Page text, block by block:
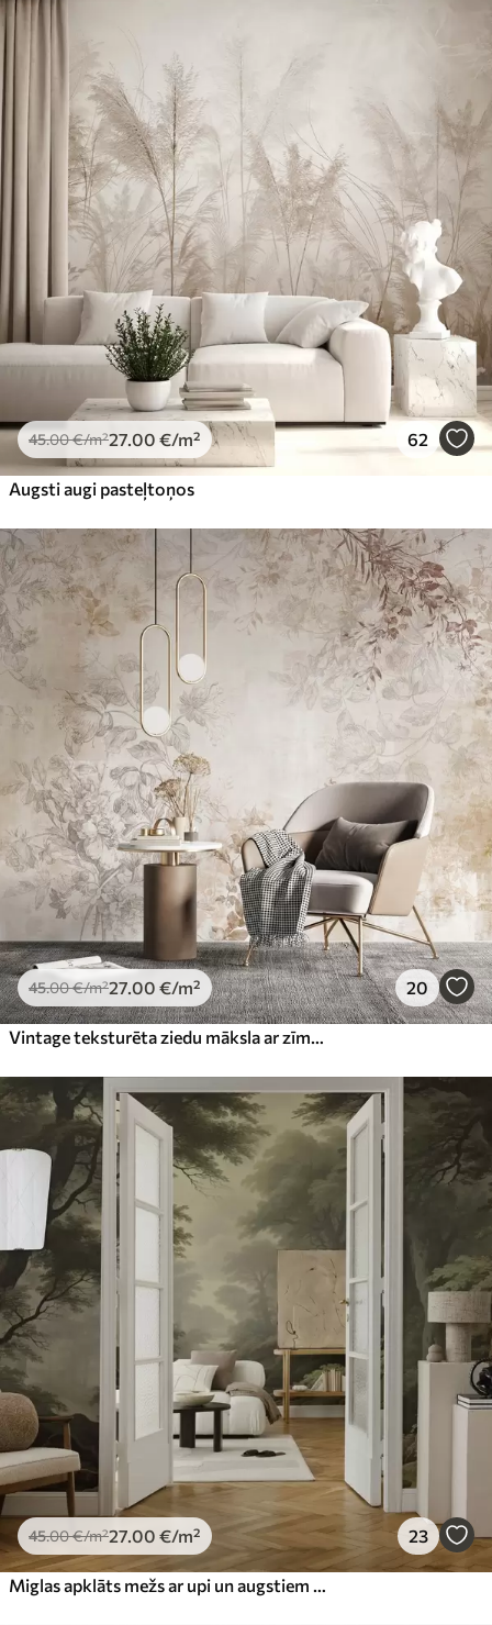
45.00€/m²27.00 €/m² 62
Augsti augi pasteļtoņos
45.00€/m²27.00 €/m² 20
Vintage teksturēta ziedu māksla ar zīmējuma stila delikātu dārza ziedu un lapu ilustrācijām, maigiem pasteļtoņos un sēpijas toņos
45.00€/m²27.00 €/m² 23
Miglas apklāts mežs ar upi un augstiem seniem kokiem